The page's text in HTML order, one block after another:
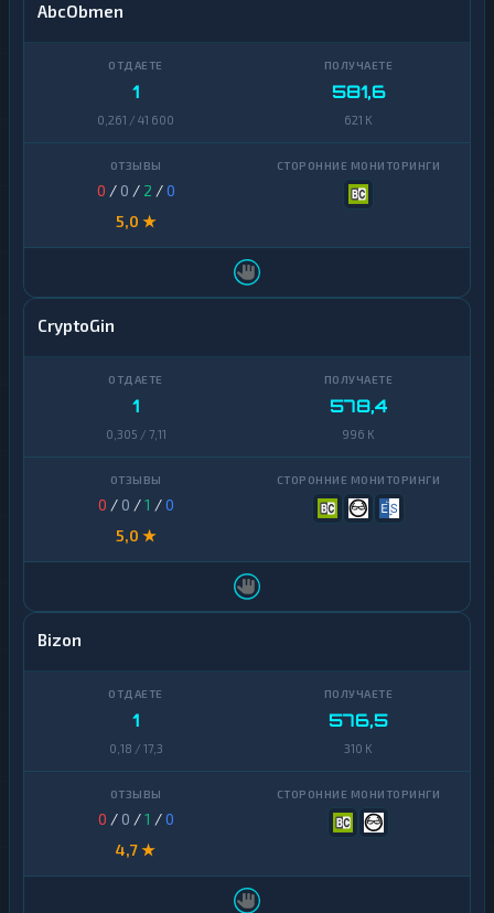
AbcObmen
1
0,261 / 41 600
581,6
621 K
0 / 0 / 2 /0
5,0 ★
CryptoGin
1
0,305 / 7,11
578,4
996 K
0 / 0 /1 /0
5,0 ★
Bizon
1
0,18 / 17,3
576,5
310 K
0 / 0 /1 /0
4,7 ★